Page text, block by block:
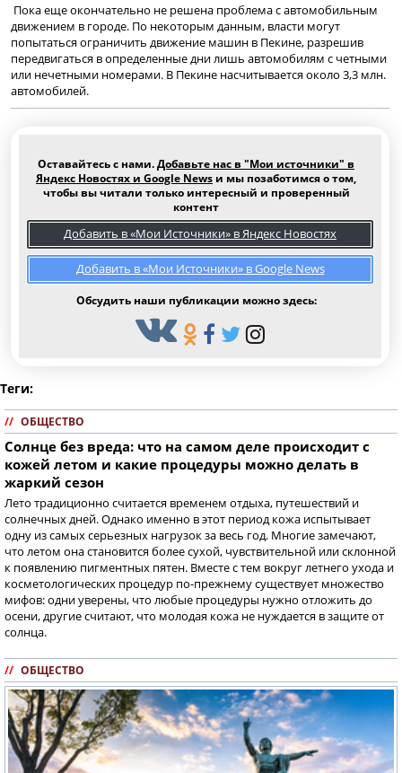
Пока еще окончательно не решена проблема с автомобильным
движением в городе. По некоторым данным, власти могут
попытаться ограничить движение машин в Пекине, разрешив
передвигаться в определенные дни лишь автомобилям с четными
или нечетными номерами. В Пекине насчитывается около 3,3 млн.
автомобилей.
Оставайтесь с нами.Добавьте нас в "Мои источники" в
Яндекс Новостях и Google News и мы позаботимся о том,
чтобы вы читали только интересный и проверенный
контент
Добавить в «Мои Источники» в Яндекс Новостях
Добавить в «Мои Источники» в Google News
Обсудить наши публикации можно здесь:
Теги:
// ОБЩЕСТВО
Солнце без вреда: что на самом деле происходит с
кожей летом и какие процедуры можно делать в
жаркий сезон
Лето традиционно считается временем отдыха, путешествий и
солнечных дней. Однако именно в этот период кожа испытывает
одну из самых серьезных нагрузок за весь год. Многие замечают,
что летом она становится более сухой, чувствительной или склонной
к появлению пигментных пятен. Вместе с тем вокруг летнего ухода и
косметологических процедур по-прежнему существует множество
мифов: одни уверены, что любые процедуры нужно отложить до
осени, другие считают, что молодая кожа не нуждается в защите от
солнца.
// ОБЩЕСТВО